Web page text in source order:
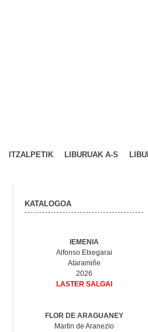
ITZALPETIK LIBURUAK A-S
KATALOGOA
IEMENIA
Alfonso Etxegarai
Ataramiñe
2026
LASTER SALGAI
FLOR DE ARAGUANEY
Martin de Aranezio